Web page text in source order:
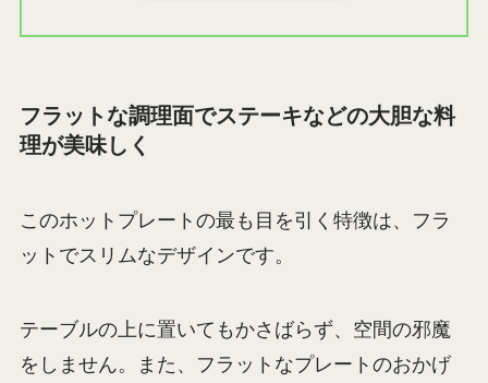
フラットな調理面でステーキなどの大胆な料
理が美味しく
このホットプレートの最も目を引く特徴は、フラ
ットでスリムなデザインです。
テーブルの上に置いてもかさばらず、空間の邪魔
をしません。また、フラットなプレートのおかげ